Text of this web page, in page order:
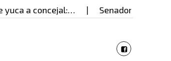
a concejal:… Senadora